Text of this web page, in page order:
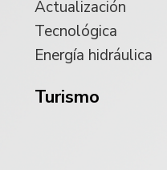
Actualización
Tecnológica
Energía hidráulica
Turismo